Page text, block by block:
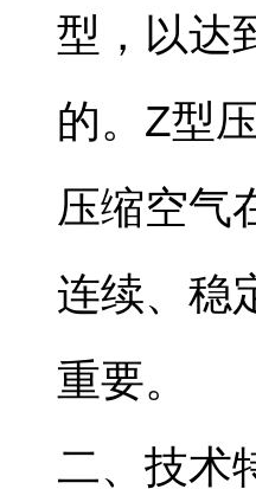
型，以达
的。Z型
压缩空气
连续、稳
重要。
二、技术